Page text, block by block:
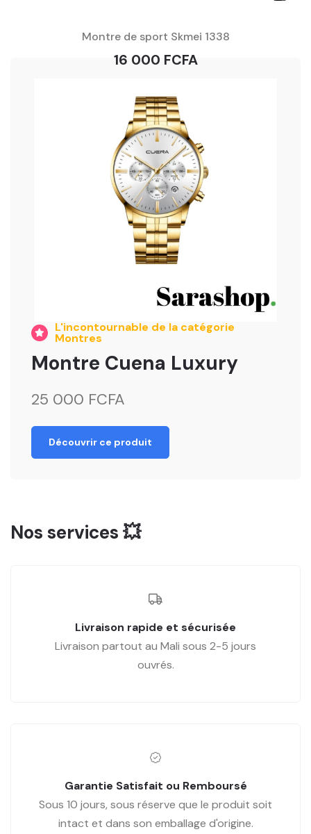
Montre de sport Skmei 1338
16 000 FCFA
L'incontournable de la catégorie
Montres
Montre Cuena Luxury
25 000 FCFA
Découvrir ce produit
Nos services 💥
Livraison rapide et sécurisée
Livraison partout au Mali sous 2-5 jours
ouvrés.
Garantie Satisfait ou Remboursé
Sous 10 jours, sous réserve que le produit soit
intact et dans son emballage d'origine.